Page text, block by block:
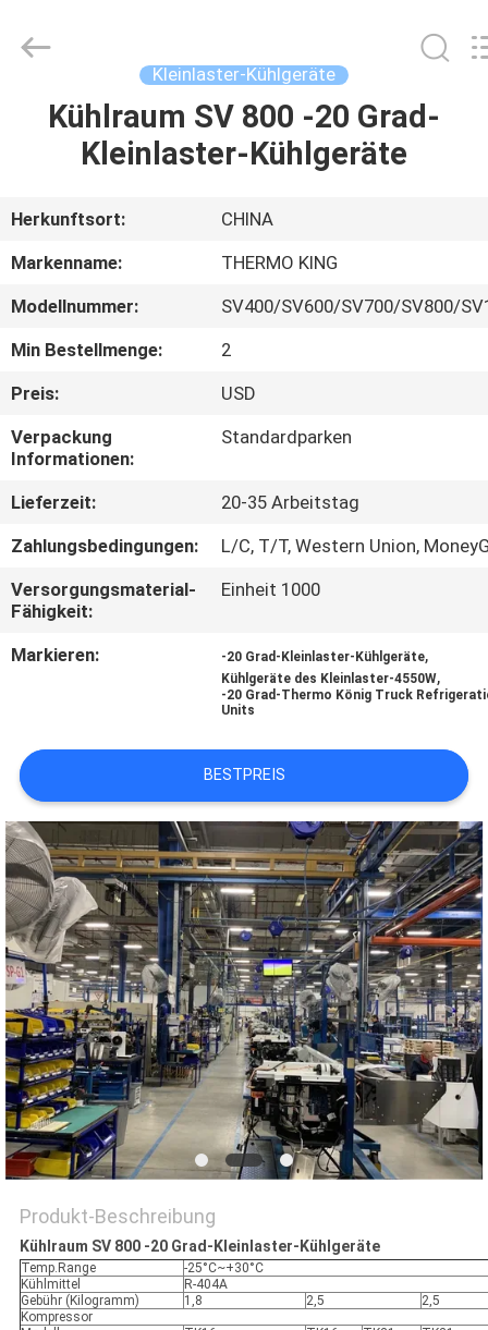
HAUSE
PRODUKTE
ÜBER
WERKSBESICHTIGUNG
QUALITÄTSKONTROLLE
KONTAKT
MIT
UNS
RECHTSSACHEN
SITEMAP
DATENSCHUTZRICHTLINIE
INDUSTRY
Kleinlaster-Kühlgeräte
Kühlraum SV 800 -20 Grad-
Kleinlaster-Kühlgeräte
Herkunftsort:
CHINA
Markenname:
THERMO KING
Modellnummer:
SV400/SV600/SV700/SV800/
Min Bestellmenge:
2
Preis:
USD
Verpackung
Informationen:
Standardparken
Lieferzeit:
20-35 Arbeitstag
Zahlungsbedingungen:
L/C, T/T, Western Union,
Versorgungsmaterial-
Fähigkeit:
Einheit 1000
Markieren: -20 Grad-Kleinlaster-Kühlgeräte,
Kühlgeräte des Kleinlaster-4550W,
-20 Grad-Thermo König Truck
Units
BESTPREIS
Produkt-Beschreibung
Kühlraum SV 800 -20 Grad-Kleinlaster-Kühlgeräte
Temp.Range
-25°C~+30°C
Kühlmittel
R-404A
Gebühr (Kilogramm)
1,8 2,5
2,5
Kompressor